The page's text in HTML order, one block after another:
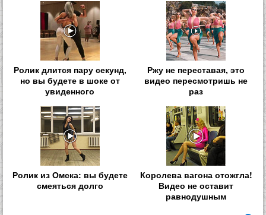
Ролик длится пару секунд,
но вы будете в шоке от
увиденного
Ржу не переставая, это
видео пересмотришь не
раз
Ролик из Омска: вы будете
смеяться долго
Королева вагона отожгла!
Видео не оставит
равнодушным